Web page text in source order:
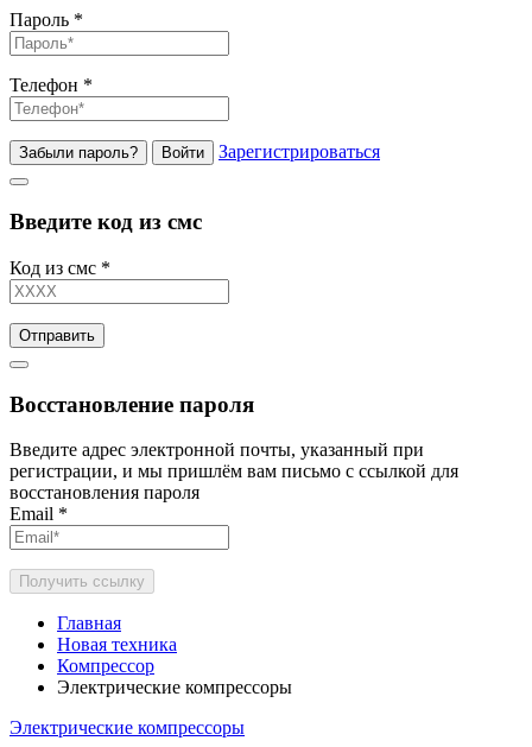
Пароль *
Телефон *
Забыли пароль? Войти Зарегистрироваться
Введите код из смс
Код из смс *
Отправить
Восстановление пароля
Введите адрес электронной почты, указанный при
регистрации, и мы пришлём вам письмо с ссылкой для
восстановления пароля
Email *
Получить ссылку
Главная
Новая техника
Компрессор
Электрические компрессоры
Электрические компрессоры